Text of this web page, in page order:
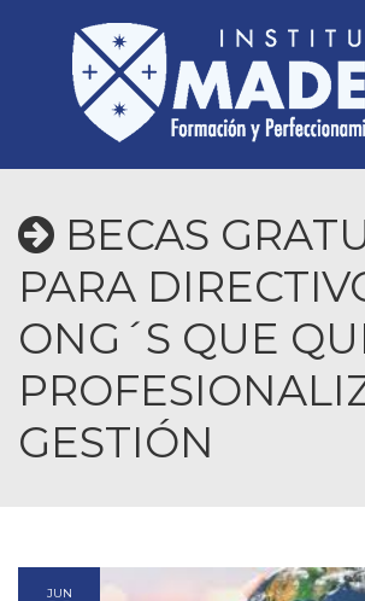
BECAS
PARA
ONG´S QUE
GESTIÓN
JUN